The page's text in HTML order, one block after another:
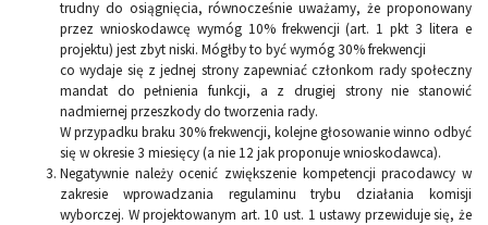
trudny do osiągnięcia, równocześnie uważamy, że proponowany
przez wnioskodawcę wymóg 10% frekwencji (art. 1 pkt 3 litera e
projektu) jest zbyt niski. Mógłby to być wymóg 30% frekwencji
co wydaje się z jednej strony zapewniać członkom rady społeczny
mandat do pełnienia funkcji, a z drugiej strony nie stanowić
nadmiernej przeszkody do tworzenia rady.
W przypadku braku 30% frekwencji, kolejne głosowanie winno odbyć
się w okresie 3 miesięcy (a nie 12 jak proponuje wnioskodawca).
Negatywnie należy ocenić zwiększenie kompetencji pracodawcy w
zakresie wprowadzania regulaminu trybu działania komisji
wyborczej. W projektowanym art. 10 ust. 1 ustawy przewiduje się, że